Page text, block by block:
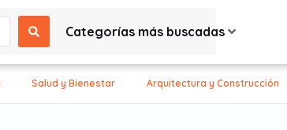
Categorías más buscadas
Salud y Bienestar Arquitectura y Construcción